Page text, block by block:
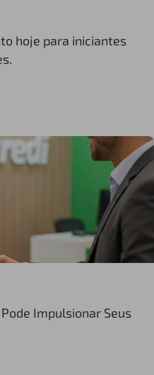
hoje para iniciantes
Impulsionar Seus